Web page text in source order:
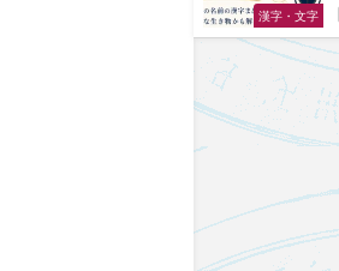
漢字・文字